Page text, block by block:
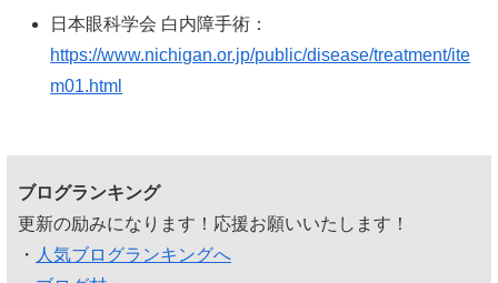
日本眼科学会 白内障手術：
https://www.nichigan.or.jp/public/disease/treatment/ite
m01.html
ブログランキング
更新の励みになります！応援お願いいたします！
・ 人気ブログランキングへ